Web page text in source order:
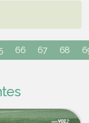
66 67 68